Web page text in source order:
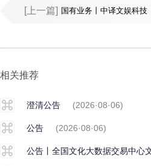
[上一篇] 国有业务丨中译文娱科
相关推荐
澄清公告 (2026·08·06)
公告 (2026·08·06)
公告丨全国文化大数据交易中心